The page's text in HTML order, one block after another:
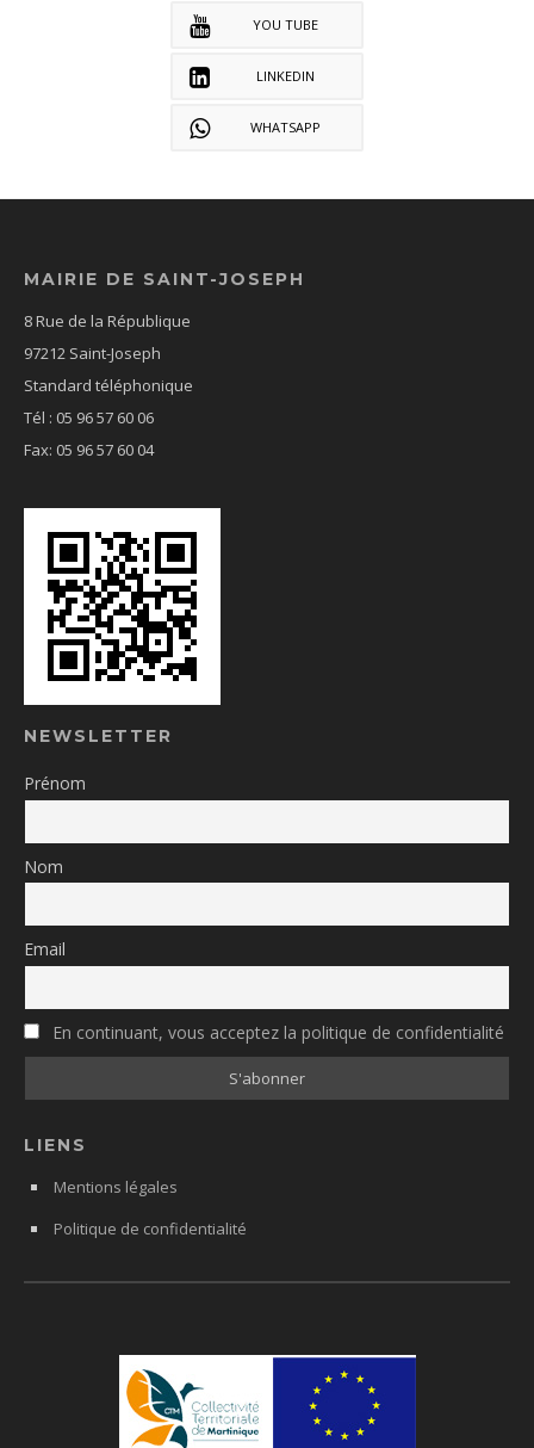
YOU TUBE
LINKEDIN
WHATSAPP
MAIRIE DE SAINT-JOSEPH
8 Rue de la République
97212 Saint-Joseph
Standard téléphonique
Tél : 05 96 57 60 06
Fax: 05 96 57 60 04
NEWSLETTER
Prénom
Nom
Email
En continuant, vous acceptez la politique de confidentialité
LIENS
Mentions légales
Politique de confidentialité